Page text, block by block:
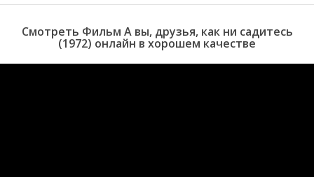
Смотреть Фильм А вы, друзья, как ни садитесь
(1972) онлайн в хорошем качестве